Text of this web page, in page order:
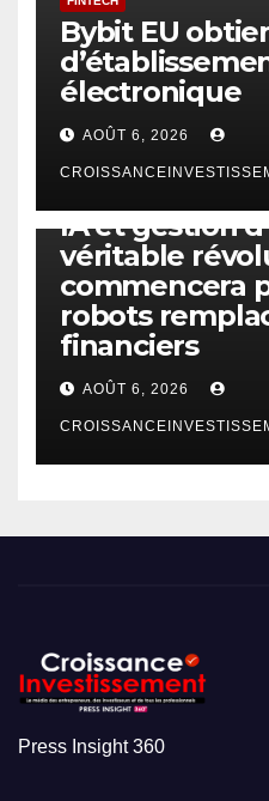
Bybit EU
électronique
AOÛT 6, 2026
IA et gestion
véritable
commencera
robots
financiers
AOÛT 6, 2026
Press Insight 360